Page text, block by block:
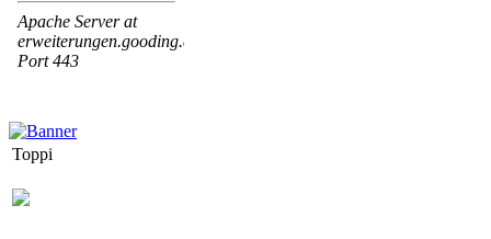
Toppi